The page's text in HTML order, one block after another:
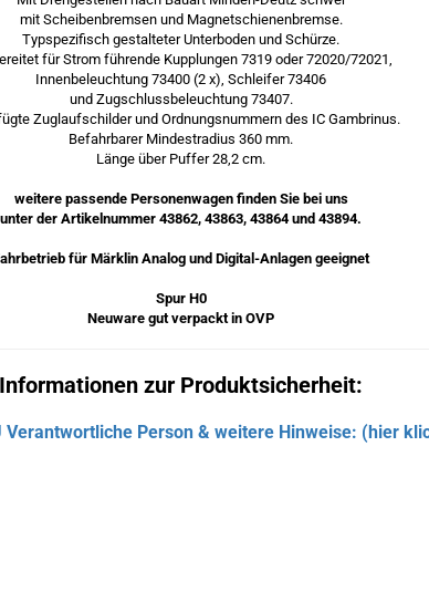
mit Scheibenbremsen und Magnetschienenbremse.
Typspezifisch gestalteter Unterboden und Schürze.
für Strom führende Kupplungen 7319 oder 72020/72021,
Innenbeleuchtung 73400 (2 x), Schleifer 73406
und Zugschlussbeleuchtung 73407.
Zuglaufschilder und Ordnungsnummern des IC Gambrinus.
Befahrbarer Mindestradius 360 mm.
Länge über Puffer 28,2 cm.
weitere passende Personenwagen finden Sie bei uns
unter der Artikelnummer 43862, 43863, 43864 und 43894.
für Märklin Analog und Digital-Anlagen geeignet
Spur H0
Neuware gut verpackt in OVP
Informationen zur Produktsicherheit:
Verantwortliche Person & weitere Hinweise: (hier